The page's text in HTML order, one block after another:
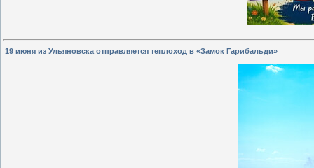
19 июня из Ульяновска отправляется теплоход в «Замок Гарибальди»